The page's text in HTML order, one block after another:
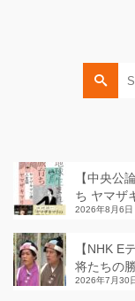
Search
for:
【中央公
ち ヤマザ
2026年8月6日
【NHK E
将たちの
2026年7月30